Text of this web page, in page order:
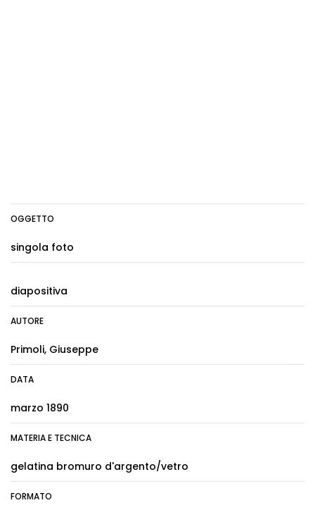
OGGETTO
singola foto
diapositiva
AUTORE
Primoli, Giuseppe
DATA
marzo 1890
MATERIA E TECNICA
gelatina bromuro d'argento/vetro
FORMATO